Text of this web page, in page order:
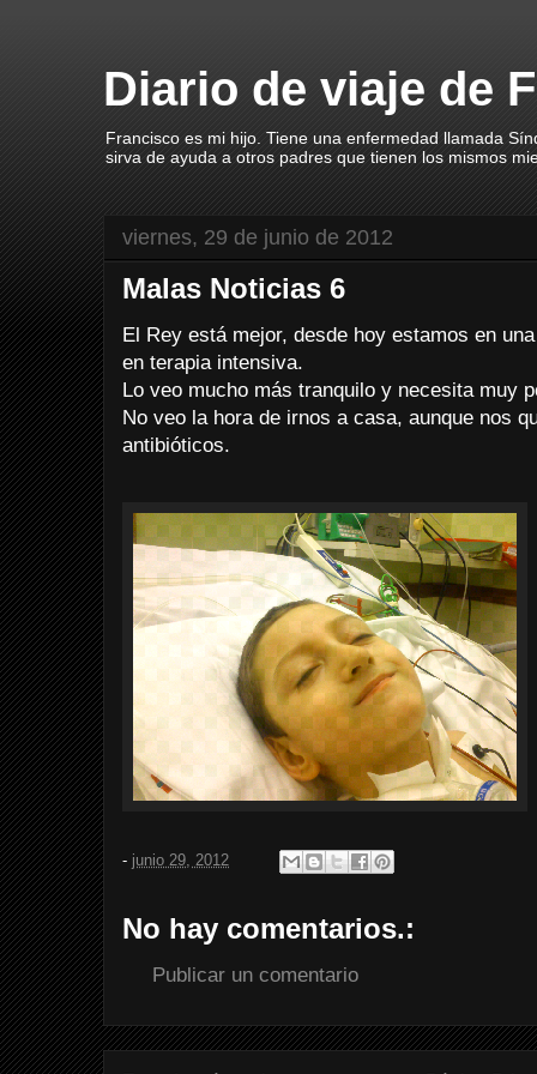
Diario de viaje de
Francisco es mi hijo. Tiene una enfermedad llamada
sirva de ayuda a otros padres que tienen los mismos
viernes, 29 de junio de 2012
Malas Noticias 6
El Rey está mejor, desde hoy estamos en
en terapia intensiva.
Lo veo mucho más tranquilo y necesita muy
No veo la hora de irnos a casa, aunque nos
antibióticos.
- junio 29, 2012
No hay comentarios.:
Publicar un comentario